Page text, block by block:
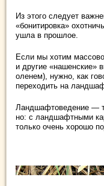
Из этого следует
«бонитировка»
ушла в прошлое.
Если мы хотим
и другие «нашенские»
оленем), нужно, как
переходить на
Ландшафтоведение —
но: с ландшафтными
только очень хорошо